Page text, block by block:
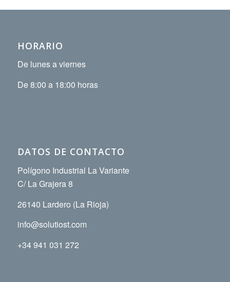
HORARIO
De lunes a viernes
De 8:00 a 18:00 horas
DATOS DE CONTACTO
Polígono Industrial La Variante
C/ La Grajera 8
26140 Lardero (La Rioja)
info@solutiost.com
+34 941 031 272